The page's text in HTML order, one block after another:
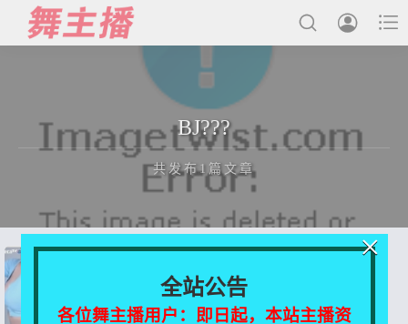



最新发布
主播合集
充值&解压说明
用户中心
BJ???
共发布1篇文章
正在为您加载新内容
全站公告
各位舞主播用户：即日起，本站主播资
×